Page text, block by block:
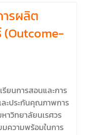
รผลิต
(Outcome-
ยนการสอนและการ
ะประกันคุณภาพการ
าวิทยาลัยนเรศวร
ความพร้อมในการ